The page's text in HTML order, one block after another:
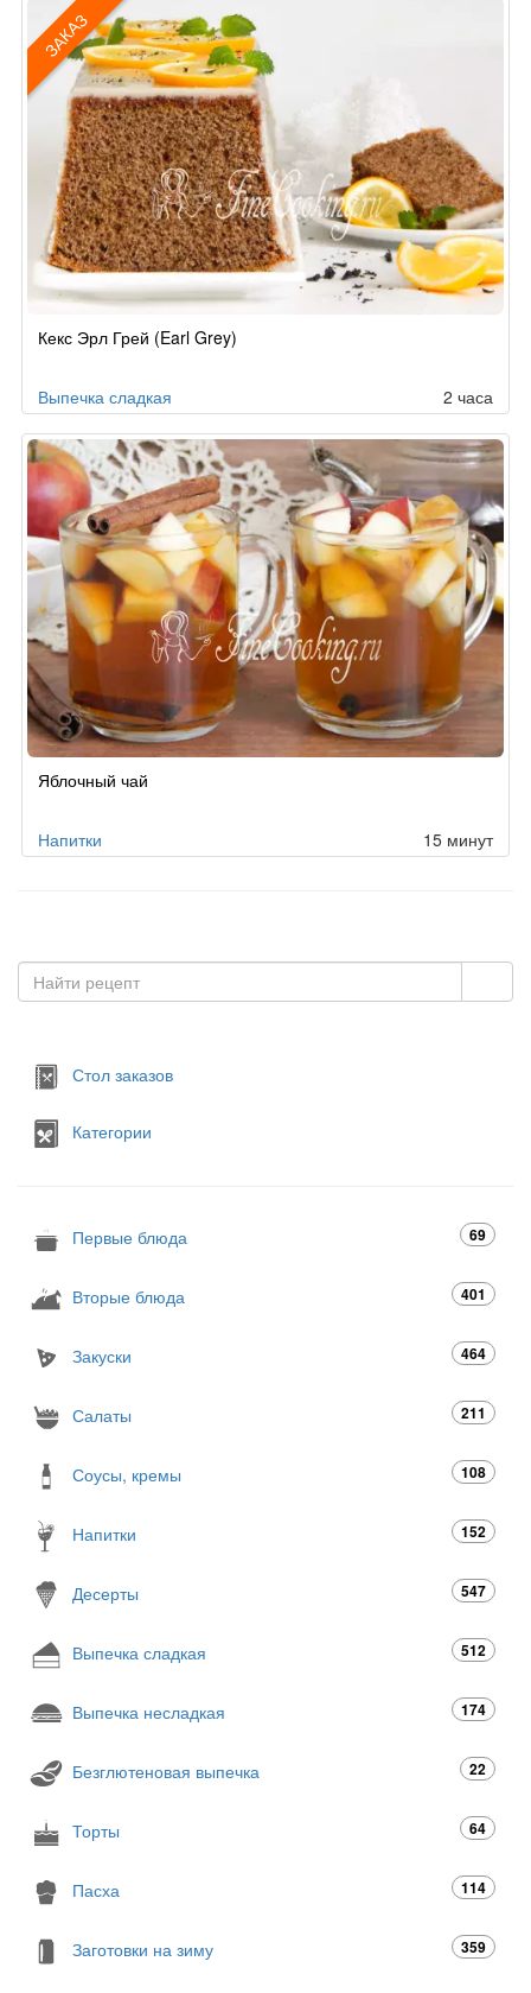
ЗАКАЗ
поКекс Эрл Грей (Earl Grey)
Выпечка сладкая 2 часа
Яблочный чай
Напитки 15 минут
Стол заказов
Категории
Первые блюда 69
Вторые блюда 401
Закуски 464
Салаты 211
Соусы, кремы 108
Напитки 152
Десерты 547
Выпечка сладкая 512
Выпечка несладкая 174
Безглютеновая выпечка 22
Торты 64
Пасха 114
Заготовки на зиму 359